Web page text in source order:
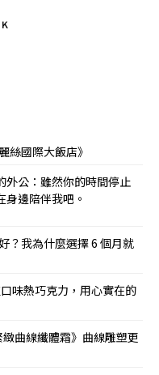
絲國際大飯店》
外公：雖然你的時間停止
身邊陪伴我吧。
？我為什麼選擇 6 個月就
味熱巧克力，用心實在的
曲線纖體霜》曲線雕塑更